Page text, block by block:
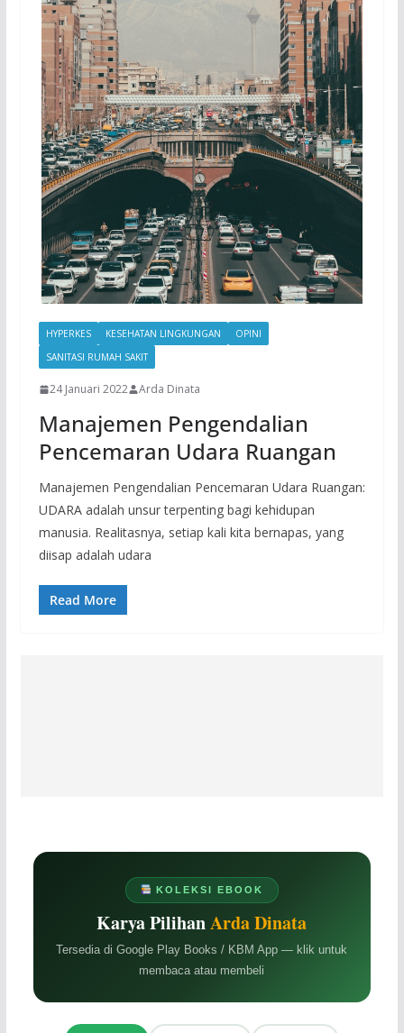
HYPERKES KESEHATAN LINGKUNGAN
OPINI
SANITASI RUMAH SAKIT
24 Januari 2022 Arda Dinata
Manajemen Pengendalian
Pencemaran Udara Ruangan
Manajemen Pengendalian Pencemaran Udara Ruangan:
UDARA adalah unsur terpenting bagi kehidupan
manusia. Realitasnya, setiap kali kita bernapas, yang
diisap adalah udara
Read More
KOLEKSI EBOOK
Karya PilihanArda Dinata
Tersedia di Google Play Books / KBM App — klik untuk
membaca atau membeli